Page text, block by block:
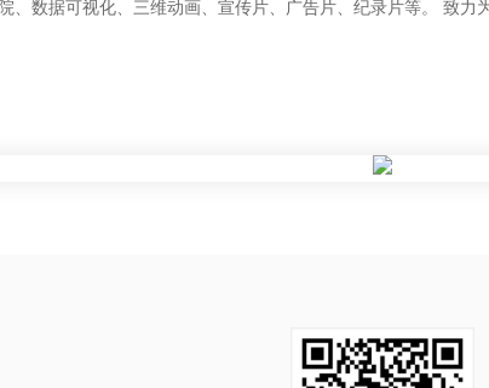
、数据可视化、三维动画、宣传片、广告片、纪录片等。 致力